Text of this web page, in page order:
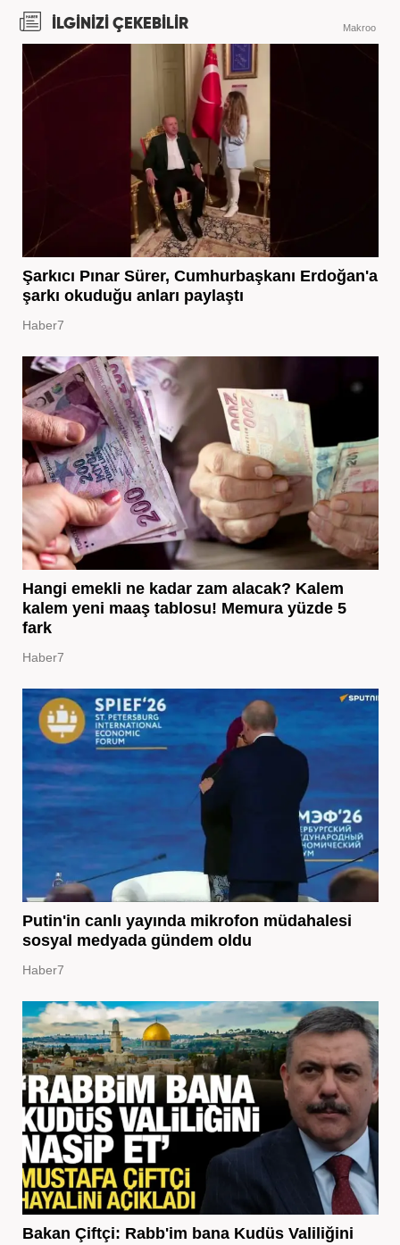
İLGİNİZİ ÇEKEBİLİR Makroo
Şarkıcı Pınar Sürer, Cumhurbaşkanı Erdoğan'a
şarkı okuduğu anları paylaştı
Haber7
Hangi emekli ne kadar zam alacak? Kalem
kalem yeni maaş tablosu! Memura yüzde 5
fark
Haber7
Putin'in canlı yayında mikrofon müdahalesi
sosyal medyada gündem oldu
Haber7
Bakan Çiftçi: Rabb'im bana Kudüs Valiliğini